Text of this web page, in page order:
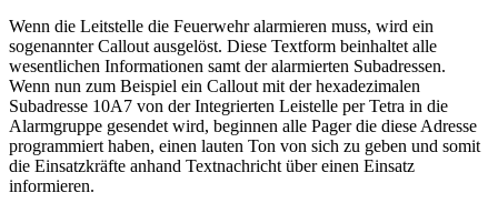
Wenn die Leitstelle die Feuerwehr alarmieren muss, wird ein
sogenannter Callout ausgelöst. Diese Textform beinhaltet alle
wesentlichen Informationen samt der alarmierten Subadressen.
Wenn nun zum Beispiel ein Callout mit der hexadezimalen
Subadresse 10A7 von der Integrierten Leistelle per Tetra in die
Alarmgruppe gesendet wird, beginnen alle Pager die diese Adresse
programmiert haben, einen lauten Ton von sich zu geben und somit
die Einsatzkräfte anhand Textnachricht über einen Einsatz
informieren.